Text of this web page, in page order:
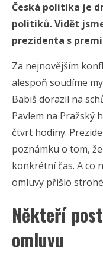
Česká politika je
politiků. Vidět
prezidenta s
Za nejnovějším
alespoň soudíme
Babiš dorazil na
Pavlem na Pražský
čtvrt hodiny.
poznámku o tom,
konkrétní čas. A co
omluvy přišlo
Někteří
omluvu